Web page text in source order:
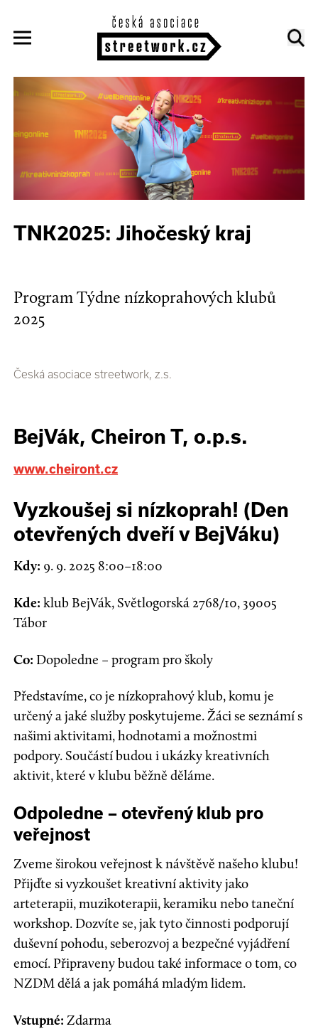
TNK2025: Jihočeský kraj
Program Týdne nízkoprahových klubů
2025
Česká asociace streetwork, z.s.
BejVák, Cheiron T, o.p.s.
www.cheiront.cz
Vyzkoušej si nízkoprah! (Den
otevřených dveří v BejVáku)
Kdy: 9. 9. 2025 8:00–18:00
Kde: klub BejVák, Světlogorská 2768/10, 39005
Tábor
Co: Dopoledne – program pro školy
Představíme, co je nízkoprahový klub, komu je
určený a jaké služby poskytujeme. Žáci se seznámí s
našimi aktivitami, hodnotami a možnostmi
podpory. Součástí budou i ukázky kreativních
aktivit, které v klubu běžně děláme.
Odpoledne – otevřený klub pro
veřejnost
Zveme širokou veřejnost k návštěvě našeho klubu!
Přijďte si vyzkoušet kreativní aktivity jako
arteterapii, muzikoterapii, keramiku nebo taneční
workshop. Dozvíte se, jak tyto činnosti podporují
duševní pohodu, seberozvoj a bezpečné vyjádření
emocí. Připraveny budou také informace o tom, co
NZDM dělá a jak pomáhá mladým lidem.
Vstupné: Zdarma